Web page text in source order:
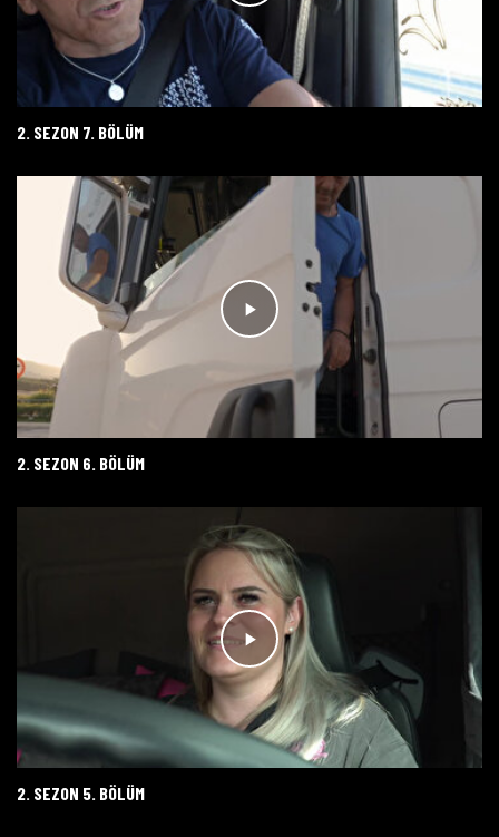
2. SEZON 7. BÖLÜM
2. SEZON 6. BÖLÜM
2. SEZON 5. BÖLÜM